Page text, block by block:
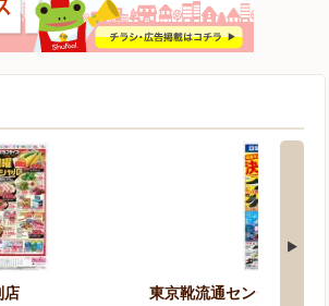
店 東京靴流通センター/伊達店